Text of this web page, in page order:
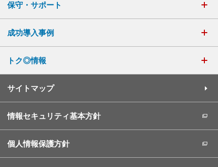
保守・サポート
成功導入事例
トク◎情報
サイトマップ
情報セキュリティ基本方針
個人情報保護方針